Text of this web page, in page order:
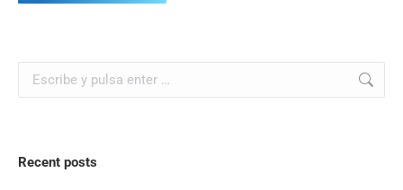
Buscar:
Recent posts